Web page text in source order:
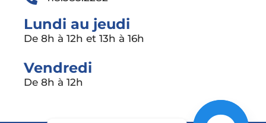
Lundi au jeudi
De 8h à 12h et 13h à 16h
Vendredi
De 8h à 12h